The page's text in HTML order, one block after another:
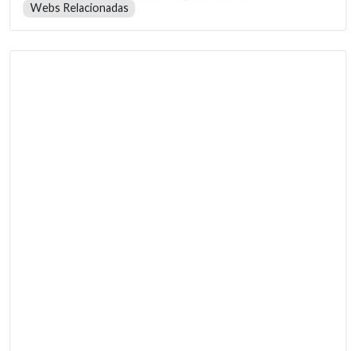
Webs Relacionadas